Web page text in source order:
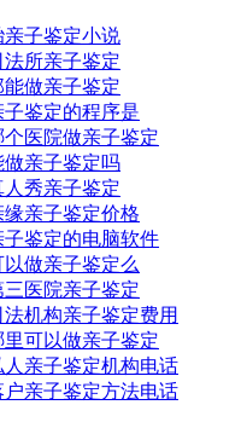
亲子鉴定小说
法所亲子鉴定
能做亲子鉴定
子鉴定的程序是
个医院做亲子鉴定
做亲子鉴定吗
人秀亲子鉴定
缘亲子鉴定价格
子鉴定的电脑软件
做亲子鉴定么
三医院亲子鉴定
机构亲子鉴定费用
里可以做亲子鉴定
人亲子鉴定机构电话
户亲子鉴定方法电话